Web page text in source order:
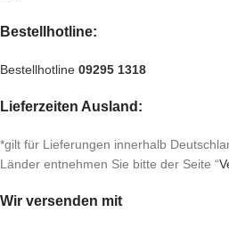
Bestellhotline:
Bestellhotline 09295 1318
Lieferzeiten Ausland:
*gilt für Lieferungen innerhalb
Länder entnehmen Sie bitte der Seite “
Wir versenden mit